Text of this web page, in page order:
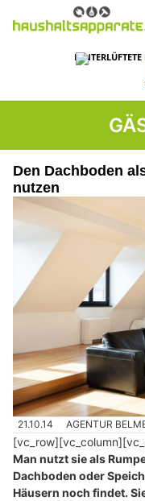
Den Dachboden
nutzen
21.10.14 AGENTUR
Man nutzt sie als
Dachboden oder
Häusern noch findet.